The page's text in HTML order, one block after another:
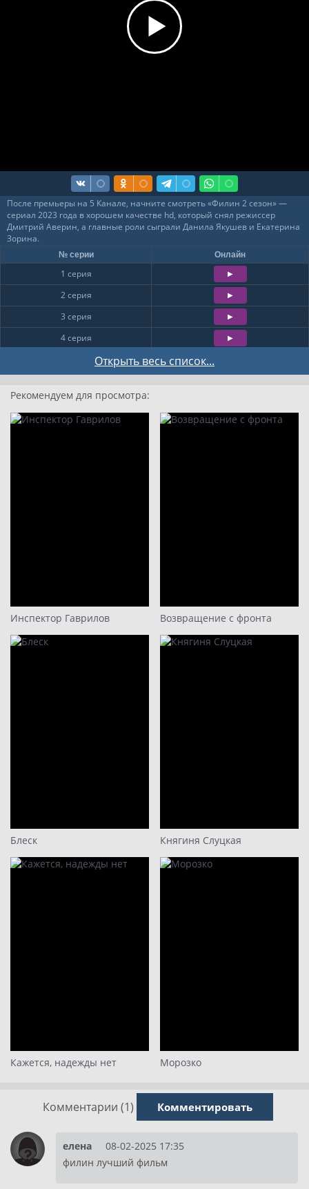
После премьеры на 5 Канале, начните смотреть «Филин 2 сезон» —
сериал 2023 года в хорошем качестве hd, который снял режиссер
Дмитрий Аверин, а главные роли сыграли Данила Якушев и Екатерина
Зорина.
Открыть весь список...
№ серии Онлайн
1 серия
2 серия
3 серия
4 серия
7 серия
8 серия
17
18
Рекомендуем для просмотра:
Инспектор Гаврилов Возвращение с фронта
Блеск Княгиня Слуцкая
Кажется, надежды нет Морозко
Комментарии (1) Комментировать
елена
08-02-2025 17:35
филин лучший фильм